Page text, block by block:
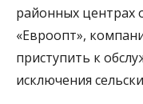
районных центрах
«Евроопт»,
приступить к
исключения